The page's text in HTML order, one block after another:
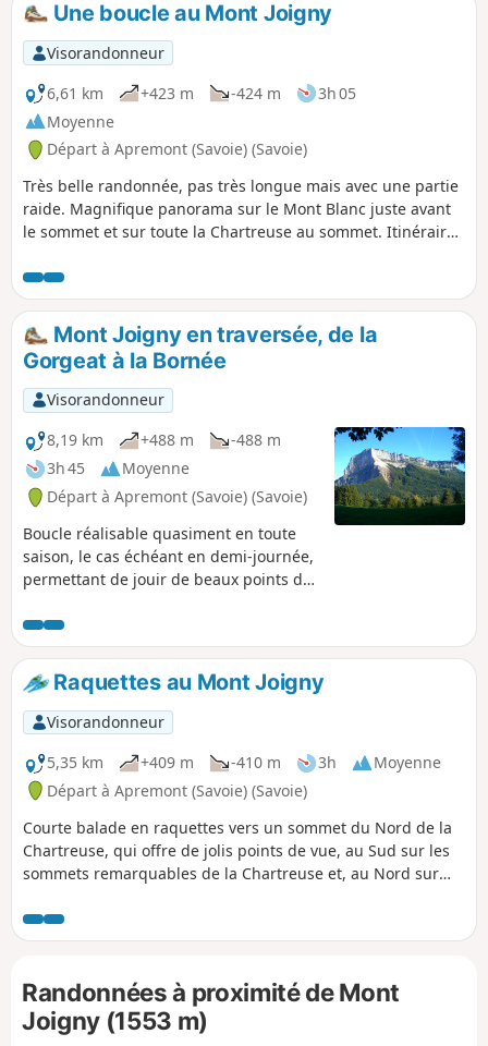
Une boucle au Mont Joigny
Visorandonneur
6,61 km
+423 m -424 m
3h 05
Moyenne
Départ à Apremont (Savoie) (Savoie)
Très belle randonnée, pas très longue mais avec une partie
raide. Magnifique panorama sur le Mont Blanc juste avant
le sommet et sur toute la Chartreuse au sommet. Itinéraire
les panneaux: 1h35 (nous avons mis un peu plus car une
petite fille de 2 ans 1/2 qui a marché une partie) Temps de
descente: 1h10.
Mont Joigny en traversée, de la
Gorgeat à la Bornée
Visorandonneur
8,19 km
+488 m
-488 m
3h 45
Moyenne
Départ à Apremont (Savoie) (Savoie)
Boucle réalisable quasiment en toute
saison, le cas échéant en demi-journée,
permettant de jouir de beaux points de
c'est la saison, une station réputée de
Sabots de Vénus.
Raquettes au Mont Joigny
Visorandonneur
5,35 km
+409 m -410 m 3h
Moyenne
Départ à Apremont (Savoie) (Savoie)
Courte balade en raquettes vers un sommet du Nord de la
Chartreuse, qui offre de jolis points de vue, au Sud sur les
sommets remarquables de la Chartreuse et, au Nord sur
difficulté d'orientation.
Randonnées à proximité de Mont
Joigny (1553 m)